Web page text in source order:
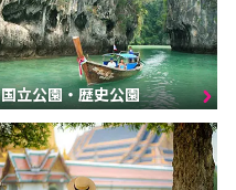
国立公園・歴史公園